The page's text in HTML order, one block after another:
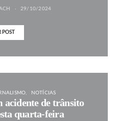
29/10/2024
POST
NOTÍCIAS
acidente de trânsito
quarta-feira